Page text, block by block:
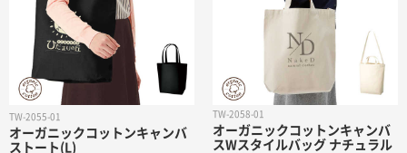
再注文について
よくあるご質問
ど、荷物が多い場面で活躍する大容量の
サイズです。内側には小物が入るポケッ
トが付いているので、収納の整理や小物
の管理に便利です。このトートバッグは
アパレルブランドやスポーツチームのオ
リジナルグッズとして非常におすすめで
す。ブランドロゴやデザインをプリント
したり、名入れしたりすることで、オリ
ジナル性のあるアイテムとして提供する
有機農法によって育てられたコットン
は、農薬を使用しないため、地球環境へ
の負荷が軽減され、農作業者の健康にも
配慮された素材です。トートバッグに名
入れすることで、企業ロゴやメッセージ
を目立たせることができます。このアイ
テムは人々に持ってもらうことで広告効
果を高めると同時に、エコへの取り組み
をアピールする手段としても活用できま
TW-2055-01
オーガニックコットンキャンバ
ストート(L)
TW-2058-01
オーガニックコットンキャンバ
スWスタイルバッグ ナチュラル